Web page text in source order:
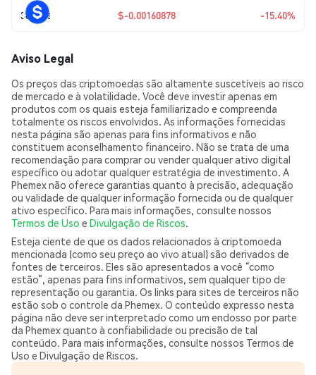
30 Dias $-0.00160878 -15.40%
Aviso Legal
Os preços das criptomoedas são altamente suscetíveis ao risco
de mercado e à volatilidade. Você deve investir apenas em
produtos com os quais esteja familiarizado e compreenda
totalmente os riscos envolvidos. As informações fornecidas
nesta página são apenas para fins informativos e não
constituem aconselhamento financeiro. Não se trata de uma
recomendação para comprar ou vender qualquer ativo digital
específico ou adotar qualquer estratégia de investimento. A
Phemex não oferece garantias quanto à precisão, adequação
ou validade de qualquer informação fornecida ou de qualquer
ativo específico. Para mais informações, consulte nossos
Termos de Uso e Divulgação de Riscos.
Esteja ciente de que os dados relacionados à criptomoeda
mencionada (como seu preço ao vivo atual) são derivados de
fontes de terceiros. Eles são apresentados a você “como
estão”, apenas para fins informativos, sem qualquer tipo de
representação ou garantia. Os links para sites de terceiros não
estão sob o controle da Phemex. O conteúdo expresso nesta
página não deve ser interpretado como um endosso por parte
da Phemex quanto à confiabilidade ou precisão de tal
conteúdo. Para mais informações, consulte nossos Termos de
Uso e Divulgação de Riscos.